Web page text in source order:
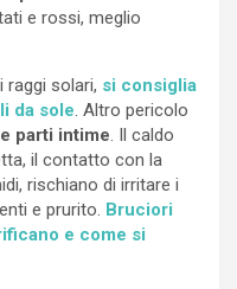
e rossi, meglio
raggi solari, si consiglia
da sole. Altro pericolo
parti intime. Il caldo
il contatto con la
rischiano di irritare i
e prurito. Bruciori
e come si